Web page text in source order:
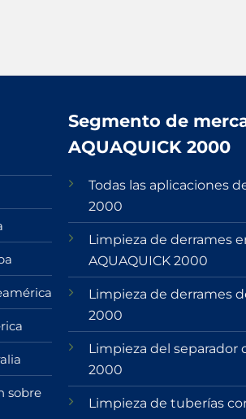
sobre
Segmento de
AQUAQUICK 2000
Todas las aplicaciones
2000
Limpieza de derrames
AQUAQUICK 2000
Limpieza de derrames
2000
Limpieza del separador
2000
Limpieza de tuberías